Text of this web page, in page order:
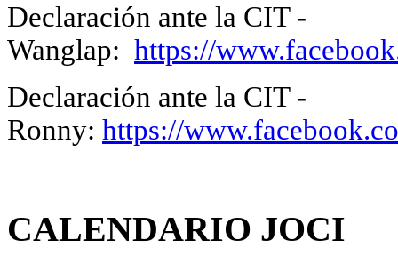
Declaración ante la CIT -
Wanglap: https://
Declaración ante la CIT -
Ronny: https://
CALENDARIO JOCI